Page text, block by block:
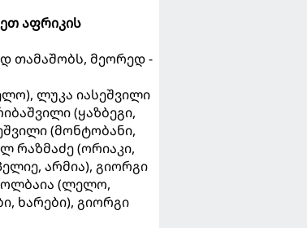
აფრიკის
თამაშობს, მეორედ -
ლუკა იასეშვილი
(ყაზბეგი,
(მონტობანი,
რაზმაძე (ორიაკი,
არმია), გიორგი
(ლელო,
ხარები), გიორგი